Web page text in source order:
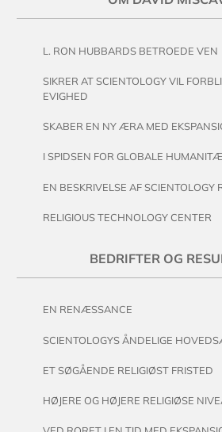
L. RON HUBBARDS BETROEDE VEN
SIKRER AT SCIENTOLOGY VIL
EVIGHED
SKABER EN NY ÆRA MED
I SPIDSEN FOR GLOBALE
EN BESKRIVELSE AF SCIENTOLOGY
RELIGIOUS TECHNOLOGY CENTER
BEDRIFTER OG
EN RENÆSSANCE
SCIENTOLOGYS ÅNDELIGE
ET SØGÅENDE RELIGIØST FRISTED
HØJERE OG HØJERE RELIGIØSE